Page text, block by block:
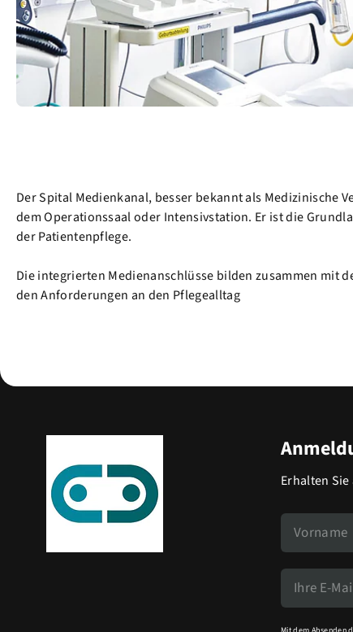
Der Spital Medienkanal, besser bekannt als Medizinische
dem Operationssaal oder Intensivstation. Er ist die
der Patientenpflege.
Die integrierten Medienanschlüsse bilden zusammen mit
den Anforderungen an den Pflegealltag
Erhalten